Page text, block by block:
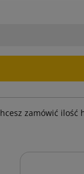
zamówić ilość